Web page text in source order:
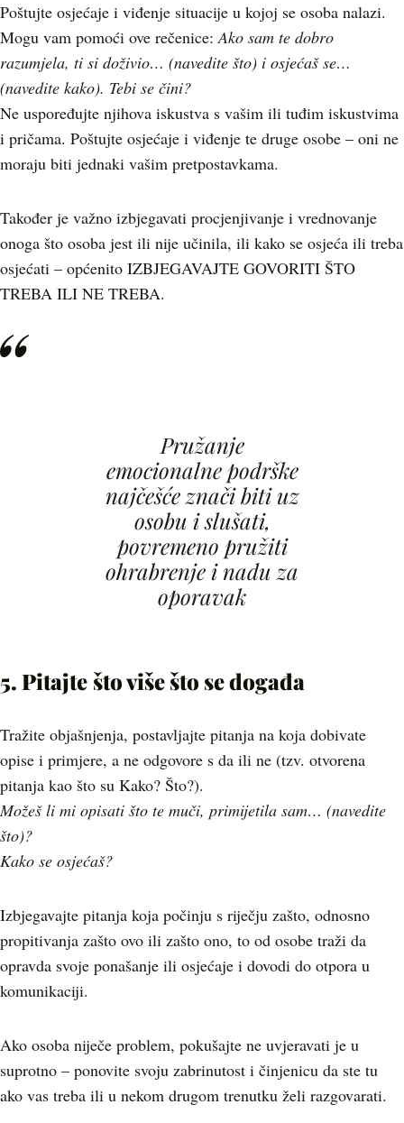
Poštujte osjećaje i viđenje situacije u kojoj se osoba nalazi.
Mogu vam pomoći ove rečenice:Ako sam te dobro
razumjela, ti si doživio… (navedite što) i osjećaš se…
(navedite kako). Tebi se čini?
Ne uspoređujte njihova iskustva s vašim ili tuđim iskustvima
i pričama. Poštujte osjećaje i viđenje te druge osobe – oni ne
moraju biti jednaki vašim pretpostavkama.
Također je važno izbjegavati procjenjivanje i vrednovanje
onoga što osoba jest ili nije učinila, ili kako se osjeća ili treba
osjećati – općenito IZBJEGAVAJTE GOVORITI ŠTO
TREBA ILI NE TREBA.
Pružanje
emocionalne podrške
najčešće znači biti uz
osobu i slušati,
povremeno pružiti
ohrabrenje i nadu za
oporavak
5. Pitajtešto više što se događa
Tražite objašnjenja, postavljajte pitanja na koja dobivate
opise i primjere, a ne odgovore s da ili ne (tzv. otvorena
pitanja kao što su Kako? Što?).
Možeš li mi opisati što te muči, primijetila sam… (navedite
što)?
Kako se osjećaš?
Izbjegavajte pitanja koja počinju s riječju zašto, odnosno
propitivanja zašto ovo ili zašto ono, to od osobe traži da
opravda svoje ponašanje ili osjećaje i dovodi do otpora u
komunikaciji.
Ako osoba niječe problem, pokušajte ne uvjeravati je u
suprotno – ponovite svoju zabrinutost i činjenicu da ste tu
ako vas treba ili u nekom drugom trenutku želi razgovarati.